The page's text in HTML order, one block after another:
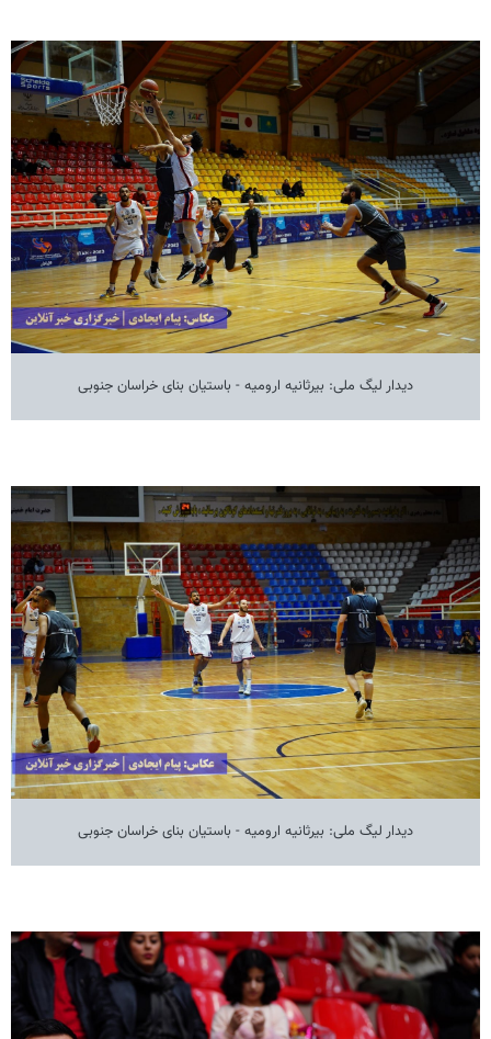
دیدار لیگ ملی: بیرثانیه ارومیه - باستیان بنای خراسان جنوبی
دیدار لیگ ملی: بیرثانیه ارومیه - باستیان بنای خراسان جنوبی